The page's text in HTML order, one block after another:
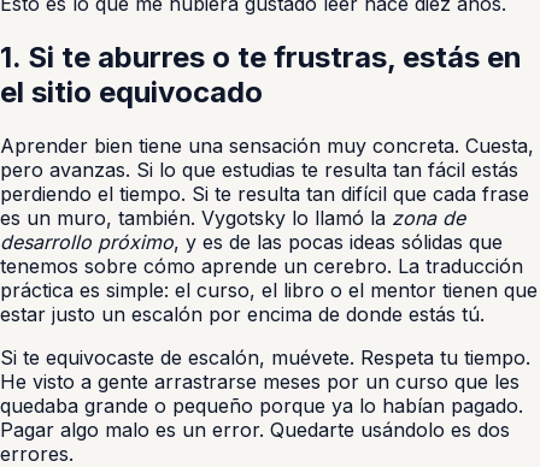
1. Si te aburres o te frustras, estás en
el sitio equivocado
Aprender bien tiene una sensación muy concreta. Cuesta,
pero avanzas. Si lo que estudias te resulta tan fácil estás
perdiendo el tiempo. Si te resulta tan difícil que cada frase
es un muro, también. Vygotsky lo llamó la zona de
desarrollo próximo, y es de las pocas ideas sólidas que
tenemos sobre cómo aprende un cerebro. La traducción
práctica es simple: el curso, el libro o el mentor tienen que
estar justo un escalón por encima de donde estás tú.
Si te equivocaste de escalón, muévete. Respeta tu tiempo.
He visto a gente arrastrarse meses por un curso que les
quedaba grande o pequeño porque ya lo habían pagado.
Pagar algo malo es un error. Quedarte usándolo es dos
errores.